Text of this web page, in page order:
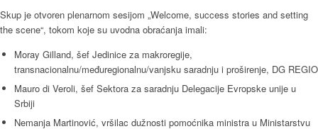
Skup je otvoren plenarnom sesijom „Welcome, success stories and setting
the scene“, tokom koje su uvodna obraćanja imali:
Moray Gilland, šef Jedinice za makroregije,
transnacionalnu/međuregionalnu/vanjsku saradnju i proširenje, DG REGIO
Mauro di Veroli, šef Sektora za saradnju Delegacije Evropske unije u
Srbiji
Nemanja Martinović, vršilac dužnosti pomoćnika ministra u Ministarstvu